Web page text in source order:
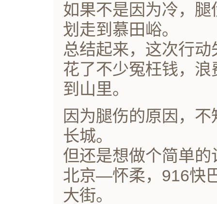
如果不是因为冷，
划走到慕田峪。
总结起来，这次行
花了不少冤枉钱，
到山里。
因为腿伤的原因，
长城。
但还是想做个简单
北京—怀柔，916快
大街。